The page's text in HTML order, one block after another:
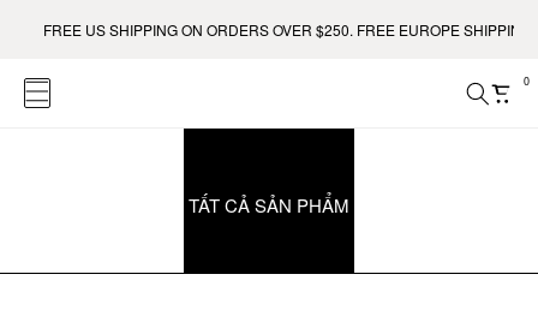
FREE US SHIPPING ON ORDERS OVER $250. FREE EUROPE SHIPPING
0
TẤT CẢ SẢN PHẨM